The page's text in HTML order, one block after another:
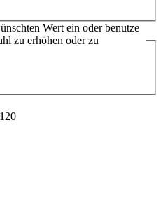
Wert ein oder benutze
zu erhöhen oder zu